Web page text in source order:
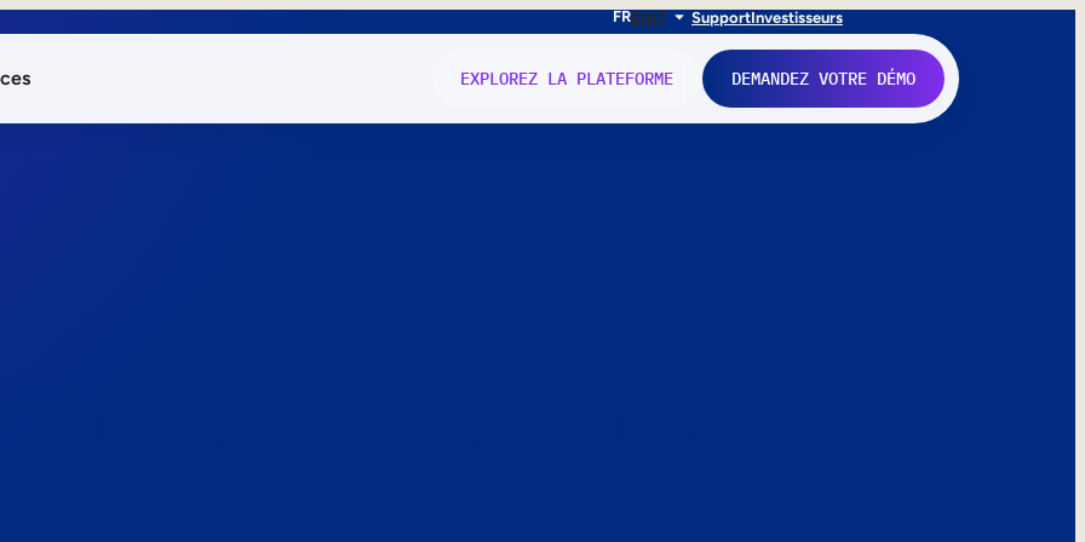
FRENIT SupportInvestisseurs
EXPLOREZ LA PLATEFORME DEMANDEZ VOTRE DÉMO